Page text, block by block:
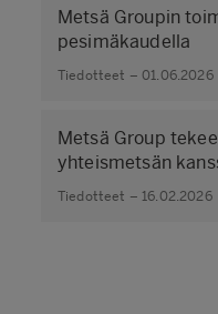
Metsä Groupin
pesimäkaudella
Tiedotteet – 01.06.2026
Metsä Group
yhteismetsän
Tiedotteet – 16.02.2026